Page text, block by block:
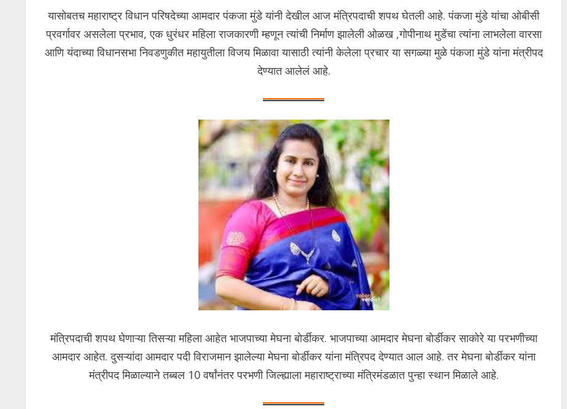
यासोबतच महाराष्ट्र विधान परिषदेच्या आमदार पंकजा मुंडे यांनी देखील आज मंत्रिपदाची शपथ घेतली आहे. पंकजा मुंडे यांचा ओबीसी
प्रवर्गावर असलेला प्रभाव, एक धुरंधर महिला राजकारणी म्हणून त्यांची निर्माण झालेली ओळख ,गोपीनाथ मुडेंचा त्यांना लाभलेला वारसा
आणि यंदाच्या विधानसभा निवडणुकीत महायुतीला विजय मिळावा यासाठी त्यांनी केलेला प्रचार या सगळ्या मुळे पंकजा मुंडे यांना मंत्रीपद
देण्यात आलेलं आहे.
मंत्रिपदाची शपथ घेणाऱ्या तिसऱ्या महिला आहेत भाजपाच्या मेघना बोर्डीकर. भाजपाच्या आमदार मेघना बोर्डीकर साकोरे या परभणीच्या
आमदार आहेत. दुसऱ्यांदा आमदार पदी विराजमान झालेल्या मेघना बोर्डीकर यांना मंत्रिपद देण्यात आल आहे. तर मेघना बोर्डीकर यांना
मंत्रीपद मिळाल्याने तब्बल 10 वर्षांनंतर परभणी जिल्ह्याला महाराष्ट्राच्या मंत्रिमंडळात पुन्हा स्थान मिळाले आहे.